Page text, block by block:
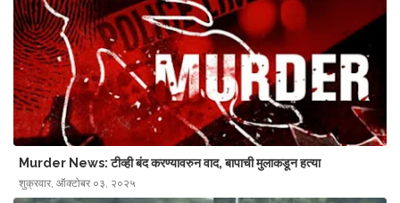
Murder News: टीव्ही बंद करण्यावरुन वाद, बापाची मुलाकडून हत्या
शुक्रवार, ऑक्टोबर ०३, २०२५